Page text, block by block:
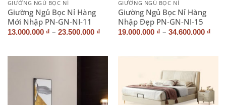
GIƯỜNG NGỦ BỌC NỈ
Giường Ngủ Bọc Nỉ Hàng
Mới Nhập PN-GN-NI-11
13.000.000 ₫ – 23.500.000 ₫
GIƯỜNG NGỦ BỌC NỈ
Giường Ngủ Bọc Nỉ Hàng
Nhập Đẹp PN-GN-NI-15
19.000.000 ₫ – 34.600.000 ₫